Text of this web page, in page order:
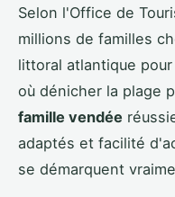
Selon l'Office de
millions de familles
littoral atlantique
où dénicher la plage
famille vendée
adaptés et facilité
se démarquent